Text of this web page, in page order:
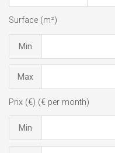
Surface (m²)
Min
Max
Prix (€) (€ per month)
Min